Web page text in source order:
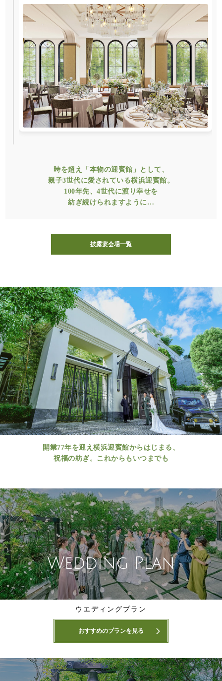
時を超え「本物の迎賓館」として、
親子3世代に愛されている横浜迎賓館。
100年先、4世代に渡り幸せを
紡ぎ続けられますように…
披露宴会場一覧
開業77年を迎え横浜迎賓館からはじまる、
祝福の紡ぎ。これからもいつまでも
Wedding Plan
ウエディングプラン
おすすめのプランを見る